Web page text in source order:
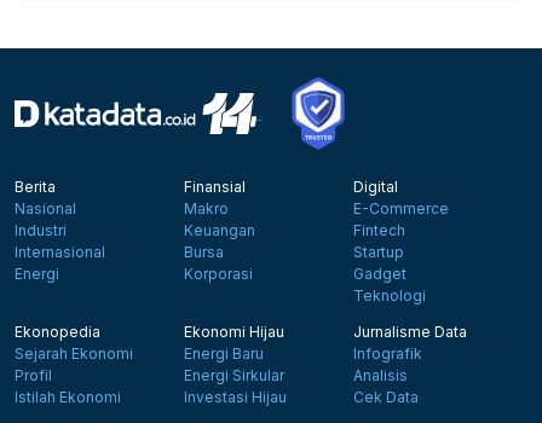
Berita
Nasional
Industri
Internasional
Energi
Finansial
Makro
Keuangan
Bursa
Korporasi
Digital
E-Commerce
Fintech
Startup
Gadget
Teknologi
Ekonopedia
Sejarah Ekonomi
Profil
Istilah Ekonomi
Ekonomi Hijau
Energi Baru
Energi Sirkular
Investasi Hijau
Jurnalisme Data
Infografik
Analisis
Cek Data